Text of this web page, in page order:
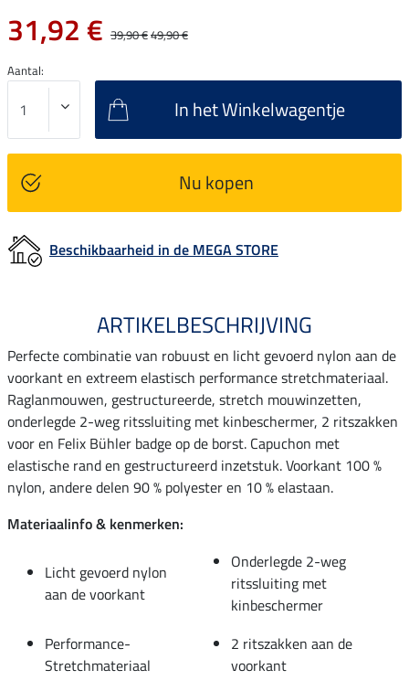
31,92 € 39,90 €49,90 €
Aantal:
In het Winkelwagentje
Nu kopen
Beschikbaarheid in de MEGA STORE
ARTIKELBESCHRIJVING
Perfecte combinatie van robuust en licht gevoerd nylon aan de
voorkant en extreem elastisch performance stretchmateriaal.
Raglanmouwen, gestructureerde, stretch mouwinzetten,
onderlegde 2-weg ritssluiting met kinbeschermer, 2 ritszakken
voor en Felix Bühler badge op de borst. Capuchon met
elastische rand en gestructureerd inzetstuk. Voorkant 100 %
nylon, andere delen 90 % polyester en 10 % elastaan.
Materiaalinfo & kenmerken:
Licht gevoerd nylon
aan de voorkant
Onderlegde 2-weg
ritssluiting met
kinbeschermer
Performance-
Stretchmateriaal
2 ritszakken aan de
voorkant